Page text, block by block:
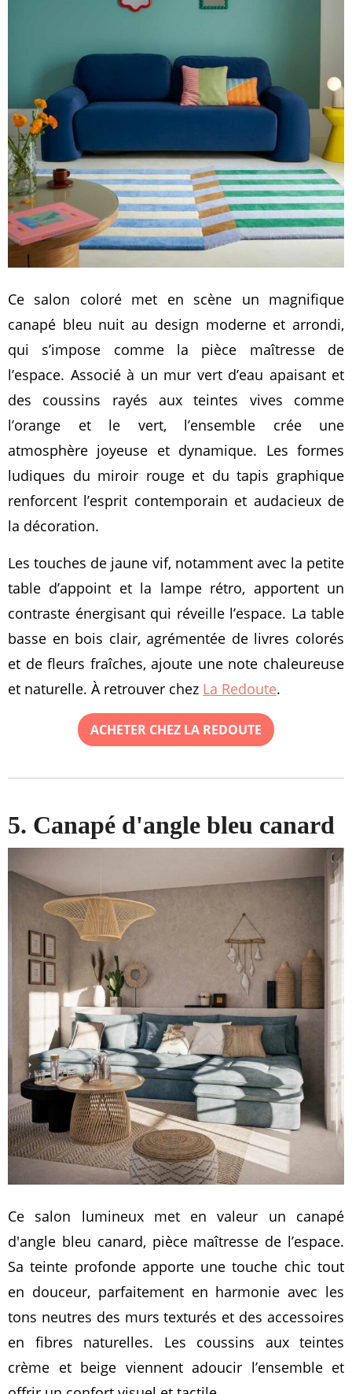
Ce salon coloré met en scène un magnifique
canapé bleu nuit au design moderne et arrondi,
qui s’impose comme la pièce maîtresse de
l’espace. Associé à un mur vert d’eau apaisant et
des coussins rayés aux teintes vives comme
l’orange et le vert, l’ensemble crée une
atmosphère joyeuse et dynamique. Les formes
ludiques du miroir rouge et du tapis graphique
renforcent l’esprit contemporain et audacieux de
la décoration.
Les touches de jaune vif, notamment avec la petite
table d’appoint et la lampe rétro, apportent un
contraste énergisant qui réveille l’espace. La table
basse en bois clair, agrémentée de livres colorés
et de fleurs fraîches, ajoute une note chaleureuse
et naturelle. À retrouver chez La Redoute.
ACHETER CHEZ LA REDOUTE
5. Canapé d'angle bleu canard
Ce salon lumineux met en valeur un canapé
d'angle bleu canard, pièce maîtresse de l’espace.
Sa teinte profonde apporte une touche chic tout
en douceur, parfaitement en harmonie avec les
tons neutres des murs texturés et des accessoires
en fibres naturelles. Les coussins aux teintes
crème et beige viennent adoucir l’ensemble et